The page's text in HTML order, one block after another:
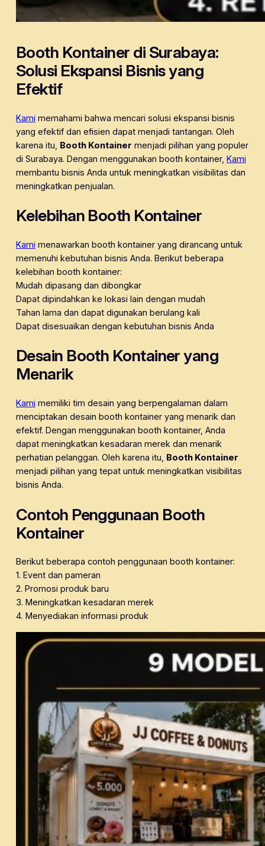
Booth Kontainer di Surabaya:
Solusi Ekspansi Bisnis yang
Efektif
Kami memahami bahwa mencari solusi ekspansi bisnis
yang efektif dan efisien dapat menjadi tantangan. Oleh
karena itu, Booth Kontainer menjadi pilihan yang populer
di Surabaya. Dengan menggunakan booth kontainer, Kami
membantu bisnis Anda untuk meningkatkan visibilitas dan
meningkatkan penjualan.
Kelebihan Booth Kontainer
Kami menawarkan booth kontainer yang dirancang untuk
memenuhi kebutuhan bisnis Anda. Berikut beberapa
kelebihan booth kontainer:
Mudah dipasang dan dibongkar
Dapat dipindahkan ke lokasi lain dengan mudah
Tahan lama dan dapat digunakan berulang kali
Dapat disesuaikan dengan kebutuhan bisnis Anda
Desain Booth Kontainer yang
Menarik
Kami memiliki tim desain yang berpengalaman dalam
menciptakan desain booth kontainer yang menarik dan
efektif. Dengan menggunakan booth kontainer, Anda
dapat meningkatkan kesadaran merek dan menarik
perhatian pelanggan. Oleh karena itu, Booth Kontainer
menjadi pilihan yang tepat untuk meningkatkan visibilitas
bisnis Anda.
Contoh Penggunaan Booth
Kontainer
Berikut beberapa contoh penggunaan booth kontainer:
1. Event dan pameran
2. Promosi produk baru
3. Meningkatkan kesadaran merek
4. Menyediakan informasi produk